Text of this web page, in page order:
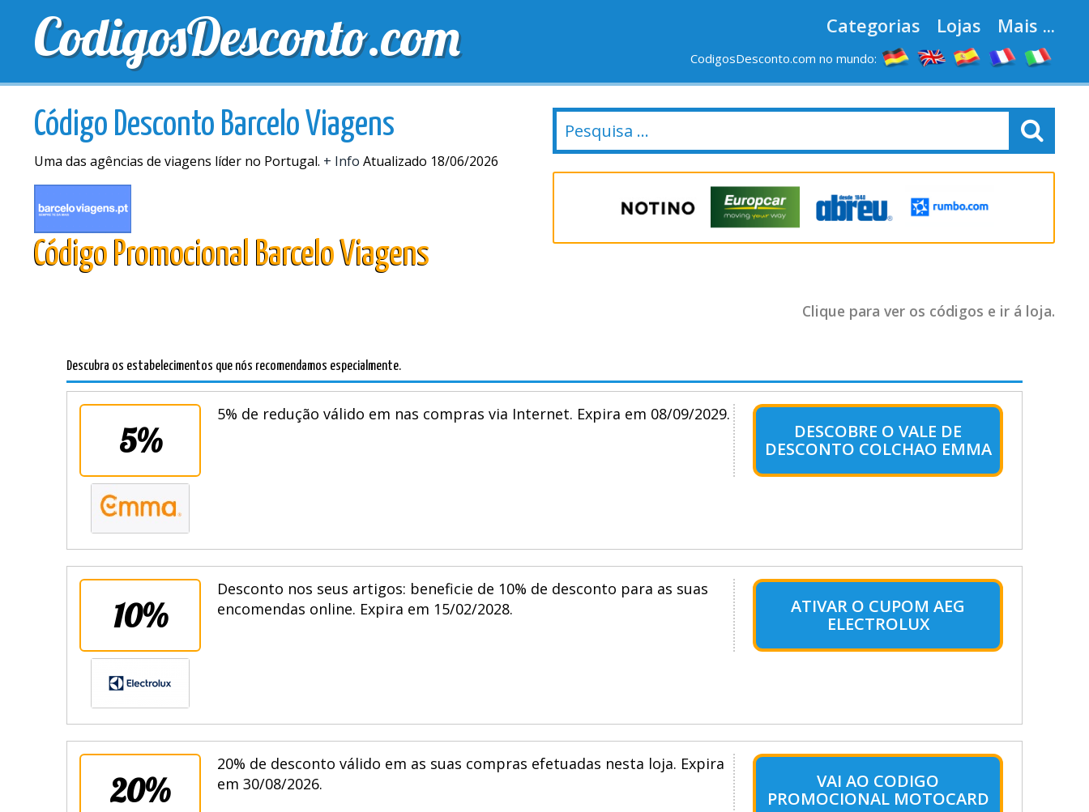
CodigosDesconto.com Categorias Lojas Mais ...
CodigosDesconto.com no mundo:
MELHORES CUPONS CUPONS EXCLUSIVOS NOVAS LOJAS
Código Desconto Barcelo Viagens
Uma das agências de viagens líder no Portugal. + Info Atualizado 18/06/2026
Código Promocional Barcelo Viagens
Clique para ver os códigos e ir á loja.
Descubra os estabelecimentos que nós recomendamos especialmente.
5%
5% de redução válido em nas compras via Internet. Expira em 08/09/2029.
DESCOBRE O VALE DE
DESCONTO COLCHAO EMMA
10%
Desconto nos seus artigos: beneficie de 10% de desconto para as suas
encomendas online. Expira em 15/02/2028.
ATIVAR O CUPOM AEG
ELECTROLUX
20%
20% de desconto válido em as suas compras efetuadas nesta loja. Expira
em 30/08/2026.
VAI AO CODIGO
PROMOCIONAL MOTOCARD